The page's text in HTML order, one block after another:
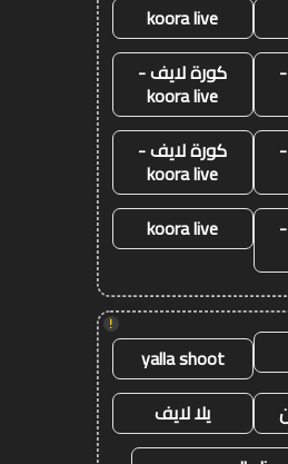
koora live
كورة لايف -
koora live
كورة لايف -
koora live
koora live
!
yalla shoot
يلا لايف